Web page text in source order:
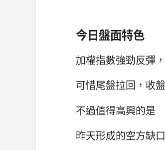
今日盤面特色
加權指數強勁反彈
可惜尾盤拉回，收
不過值得高興的是
昨天形成的空方缺口